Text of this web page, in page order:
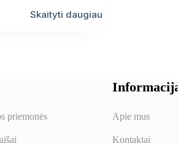
Skaityti daugiau
priemonės Apie mus
Kontaktai